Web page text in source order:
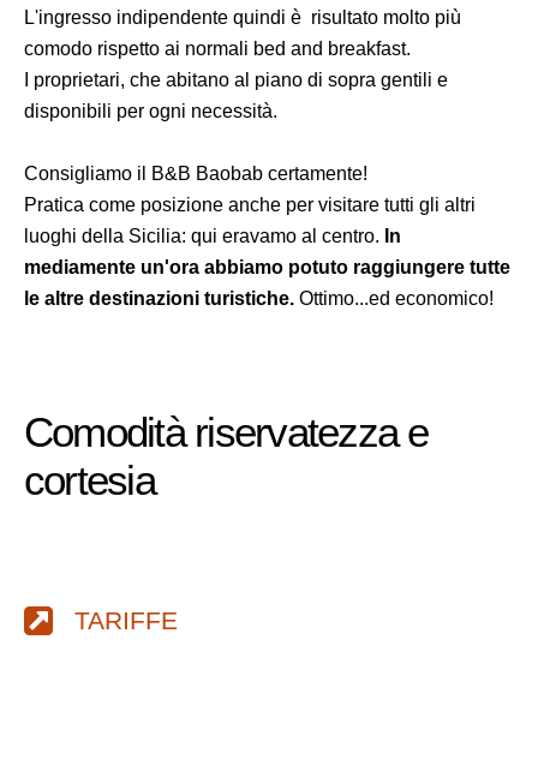
L'ingresso indipendente quindi è risultato molto più
comodo rispetto ai normali bed and breakfast.
I proprietari, che abitano al piano di sopra gentili e
disponibili per ogni necessità.
Consigliamo il B&B Baobab certamente!
Pratica come posizione anche per visitare tutti gli altri
luoghi della Sicilia: qui eravamo al centro. In
mediamente un'ora abbiamo potuto raggiungere tutte
le altre destinazioni turistiche. Ottimo...ed economico!
Comodità riservatezza e
cortesia
TARIFFE